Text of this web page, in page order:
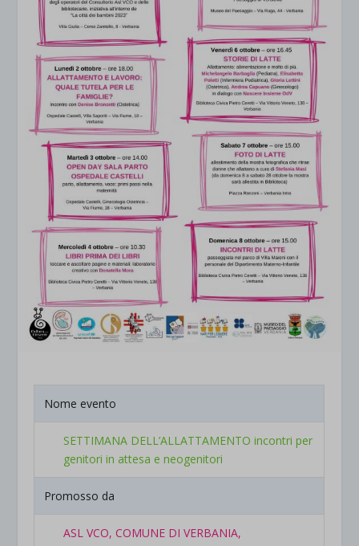
Nome evento
SETTIMANA DELL’ALLATTAMENTO incontri per
genitori in attesa e neogenitori
Promosso da
ASL VCO, COMUNE DI VERBANIA,